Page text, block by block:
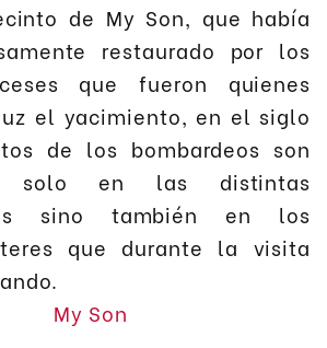
de My Son, que había
restaurado por los
que fueron quienes
el yacimiento, en el siglo
de los bombardeos son
solo en las distintas
sino también en los
que durante la visita